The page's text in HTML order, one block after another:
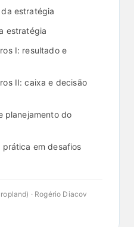
estratégia
estratégia
I: resultado e
II: caixa e decisão
planejamento do
prática em desafios
· Rogério Diacov